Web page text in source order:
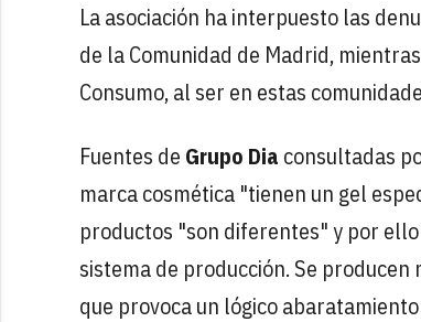
La asociación ha interpuesto las
de la Comunidad de Madrid,
Consumo, al ser en estas
Fuentes de Grupo Dia consultadas
marca cosmética "tienen un gel
productos "son diferentes" y por
sistema de producción. Se
que provoca un lógico